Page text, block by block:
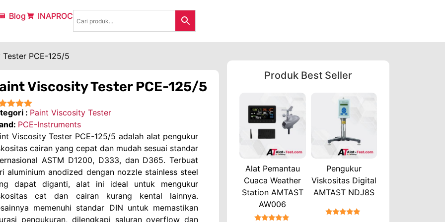
Blog INAPROC
PCE-125/5
Viscosity Tester PCE-125/5
: Paint Viscosity Tester
PCE-Instruments
Viscosity Tester PCE-125/5 adalah alat pengukur
cairan yang cepat dan mudah sesuai standar
ASTM D1200, D333, dan D365. Terbuat
aluminium anodized dengan nozzle stainless steel
dapat diganti, alat ini ideal untuk mengukur
cat dan cairan kurang kental lainnya.
memenuhi standar DIN untuk memastikan
pengukuran, dilengkapi saluran overflow dan
Produk Best Seller
Alat Pemantau
Cuaca Weather
Station AMTAST
AW006
Pengukur
Viskositas Digital
AMTAST NDJ8S